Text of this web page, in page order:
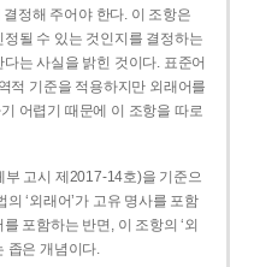
정해 주어야 한다. 이 조항은
될 수 있는 것인지를 결정하는
는 사실을 밝힌 것이다. 표준어
적 기준을 적용하지만 외래어를
어렵기 때문에 이 조항을 따로
고시 제2017-14호)을 기준으
‘외래어’가 고유 명사를 포함
포함하는 반면, 이 조항의 ‘외
좁은 개념이다.